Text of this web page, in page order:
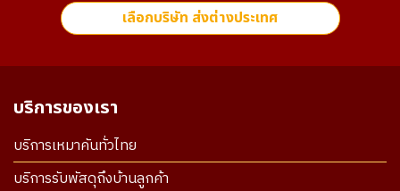
เลือกบริษัท ส่งต่างประเทศ
บริการของเรา
บริการเหมาคันทั่วไทย
บริการรับพัสดุถึงบ้านลูกค้า